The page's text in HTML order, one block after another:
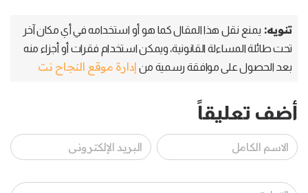
تنويه: يمنع نقل هذا المقال كما هو أو استخدامه في أي مكان آخر
تحت طائلة المساءلة القانونية، ويمكن استخدام فقرات أو أجزاء منه
بعد الحصول على موافقة رسمية من إدارة موقع النجاح نت
أضف تعليقاً